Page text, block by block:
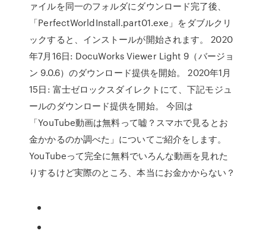
ァイルを同一のフォルダにダウンロード完了後、
「PerfectWorldInstall.part01.exe」をダブルクリ
ックすると、インストールが開始されます。 2020
年7月16日: DocuWorks Viewer Light 9（バージョ
ン 9.0.6）のダウンロード提供を開始。 2020年1月
15日: 富士ゼロックスダイレクトにて、下記モジュ
ールのダウンロード提供を開始。 今回は
「YouTube動画は無料って嘘？スマホで見るとお
金かかるのか調べた」についてご紹介をします。
YouTubeって完全に無料でいろんな動画を見れた
りするけど実際のところ、本当にお金かからない？